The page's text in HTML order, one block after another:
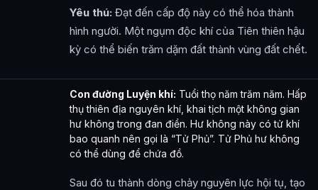
Yêu thú: Đạt đến cấp độ này có thể hóa thành
hình người. Một ngụm độc khí của Tiên thiên hậu
kỳ có thể biến trăm dặm đất thành vùng đất chết.
Con đường Luyện khí: Tuổi thọ năm trăm năm. Hấp
thụ thiên địa nguyên khí, khai tịch một không gian
hư không trong đan điền. Hư không này có tử khí
bao quanh nên gọi là “Tử Phủ”. Tử Phủ hư không
có thể dùng để chứa đồ.
Sau đó tu thành dòng chảy nguyên lực hội tụ, tạo